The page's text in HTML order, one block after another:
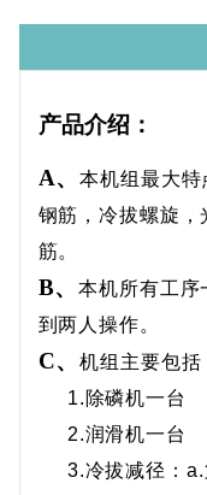
产品介绍：
A、本机组最大特
钢筋，冷拔螺旋，
筋。
B、本机所有工序
到两人操作。
C、机组主要包括
1. 除磷机一台
2.润滑机一台
3.冷拔减径： a.